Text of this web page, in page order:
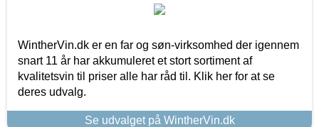
WintherVin.dk er en far og søn-virksomhed der igennem
snart 11 år har akkumuleret et stort sortiment af
kvalitetsvin til priser alle har råd til. Klik her for at se
deres udvalg.
Se udvalget på WintherVin.dk